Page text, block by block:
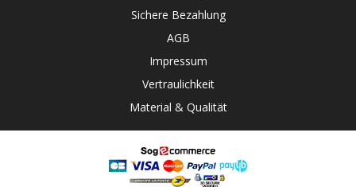
Sichere Bezahlung
AGB
Impressum
Vertraulichkeit
Material & Qualität